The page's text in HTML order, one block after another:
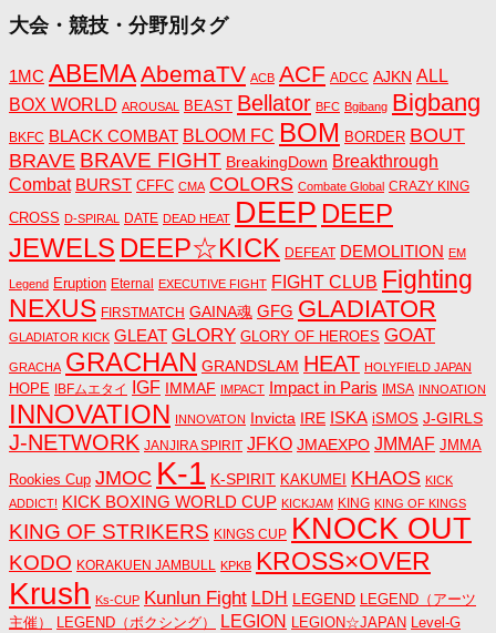
大会・競技・分野別タグ
1MC ABEMAAbemaTV ACB ACF ADCC AJKN ALL
BOX WORLD AROUSAL BEAST Bellator BFC Bgibang Bigbang
BKFC BLACK COMBAT BLOOM FC BOM BORDER BOUT
BRAVE BRAVE FIGHT BreakingDown Breakthrough
Combat BURST CFFC CMA COLORS Combate Global CRAZY KING
CROSS D-SPIRAL DATE DEAD HEAT DEEP DEEP
JEWELS DEEP☆KICK DEFEAT DEMOLITION EM
Legend Eruption Eternal EXECUTIVE FIGHT FIGHT CLUB Fighting
NEXUS FIRSTMATCH GAINA魂 GFG GLADIATOR
GLADIATOR KICK GLEAT GLORY GLORY OF HEROES GOAT
GRACHA GRACHAN GRANDSLAM HEAT HOLYFIELD JAPAN
HOPE IBFムエタイ IGF IMMAF IMPACT Impact in Paris IMSA INNOATION
INNOVATION INNOVATON Invicta IRE ISKA iSMOS J-GIRLS
J-NETWORK JANJIRA SPIRIT JFKO JMAEXPO JMMAF JMMA
Rookies Cup JMOC K-1 K-SPIRIT KAKUMEI KHAOS KICK
ADDICT! KICK BOXING WORLD CUP KICKJAM KING KING OF KINGS
KING OF STRIKERS KINGS CUP KNOCK OUT
KODO KORAKUEN JAMBULL KPKB KROSS×OVER
Krush Ks-CUP Kunlun Fight LDH LEGEND LEGEND（アーツ
主催）
LEGEND（ボクシング） LEGION LEGION☆JAPAN Level-G